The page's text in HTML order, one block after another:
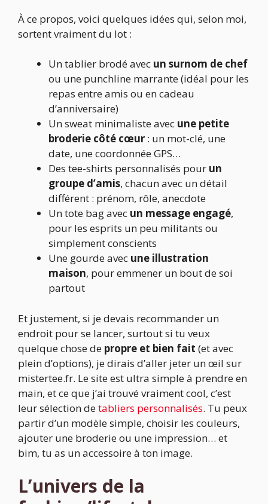
À ce propos, voici quelques idées qui, selon moi,
sortent vraiment du lot :
Un tablier brodé avec un surnom de chef
ou une punchline marrante (idéal pour les
repas entre amis ou en cadeau
d’anniversaire)
Un sweat minimaliste avec une petite
broderie côté cœur : un mot-clé, une
date, une coordonnée GPS…
Des tee-shirts personnalisés pour un
groupe d’amis, chacun avec un détail
différent : prénom, rôle, anecdote
Un tote bag avec un message engagé,
pour les esprits un peu militants ou
simplement conscients
Une gourde avec une illustration
maison, pour emmener un bout de soi
partout
Et justement, si je devais recommander un
endroit pour se lancer, surtout si tu veux
quelque chose de propre et bien fait (et avec
plein d’options), je dirais d’aller jeter un œil sur
mistertee.fr. Le site est ultra simple à prendre en
main, et ce que j’ai trouvé vraiment cool, c’est
leur sélection detabliers personnalisés. Tu peux
partir d’un modèle simple, choisir les couleurs,
ajouter une broderie ou une impression… et
bim, tu as un accessoire à ton image.
L’univers de la